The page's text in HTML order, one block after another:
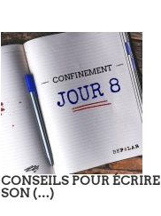
CONSEILS POUR ÉCRIRE
SON (…)